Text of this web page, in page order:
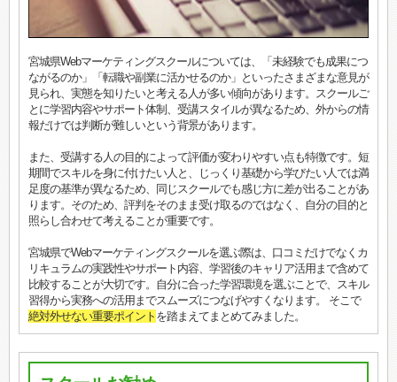
宮城県Webマーケティングスクールについては、「未経験でも成果につ
ながるのか」「転職や副業に活かせるのか」といったさまざまな意見が
見られ、実態を知りたいと考える人が多い傾向があります。スクールご
とに学習内容やサポート体制、受講スタイルが異なるため、外からの情
報だけでは判断が難しいという背景があります。
また、受講する人の目的によって評価が変わりやすい点も特徴です。短
期間でスキルを身に付けたい人と、じっくり基礎から学びたい人では満
足度の基準が異なるため、同じスクールでも感じ方に差が出ることがあ
ります。そのため、評判をそのまま受け取るのではなく、自分の目的と
照らし合わせて考えることが重要です。
宮城県でWebマーケティングスクールを選ぶ際は、口コミだけでなくカ
リキュラムの実践性やサポート内容、学習後のキャリア活用まで含めて
比較することが大切です。自分に合った学習環境を選ぶことで、スキル
習得から実務への活用までスムーズにつなげやすくなります。 そこで
絶対外せない重要ポイント を踏まえてまとめてみました。